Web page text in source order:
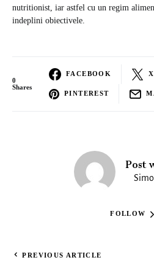
nutritionist, iar astfel cu un regim
indeplini obiectivele.
0
Shares
FACEBOOK
PINTEREST
Post
FOLLOW
PREVIOUS ARTICLE